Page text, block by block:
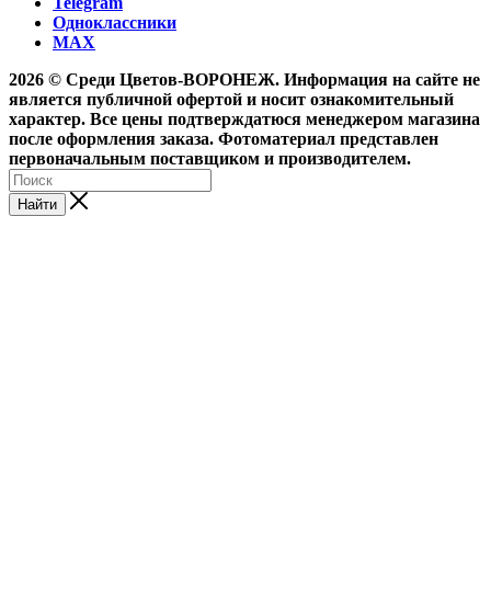
Одноклассники
MAX
2026 © Среди Цветов-ВОРОНЕЖ. Информация на сайте не
является публичной офертой и носит ознакомительный
характер. Все цены подтверждатюся менеджером магазина
после оформления заказа. Фотоматериал представлен
первоначальным поставщиком и производителем.
Найти